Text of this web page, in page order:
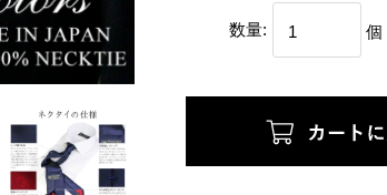
数量: 個